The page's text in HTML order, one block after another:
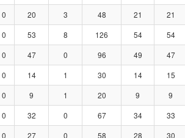
0 20 3 48 21 21
0 53 8 126 54 54
0 47 0 96 49 47
0 14 1 30 14 15
0 9 1 20 9 9
0 32 0 67 34 33
0 27 0 58 28 30